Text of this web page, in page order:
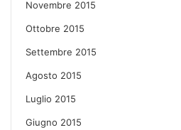
Novembre 2015
Ottobre 2015
Settembre 2015
Agosto 2015
Luglio 2015
Giugno 2015